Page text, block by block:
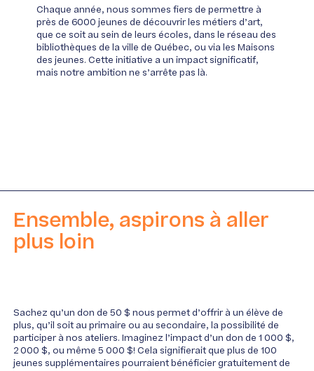
Chaque année, nous sommes fiers de permettre à
près de 6000 jeunes de découvrir les métiers d’art,
que ce soit au sein de leurs écoles, dans le réseau des
bibliothèques de la ville de Québec, ou via les Maisons
des jeunes. Cette initiative a un impact significatif,
mais notre ambition ne s’arrête pas là.
Ensemble, aspirons à aller
plus loin
Sachez qu’un don de 50 $ nous permet d’offrir à un élève de
plus, qu’il soit au primaire ou au secondaire, la possibilité de
participer à nos ateliers. Imaginez l’impact d’un don de 1 000 $,
2 000 $, ou même 5 000 $! Cela signifierait que plus de 100
jeunes supplémentaires pourraient bénéficier gratuitement de